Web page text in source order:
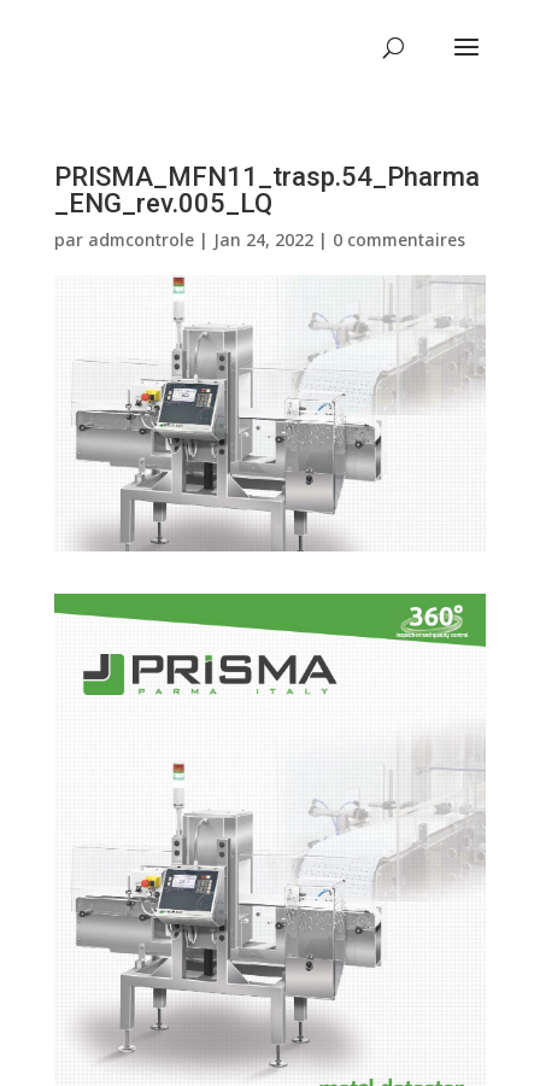
PRISMA_MFN11_trasp.54_Pharma
_ENG_rev.005_LQ
par admcontrole| Jan 24, 2022| 0 commentaires